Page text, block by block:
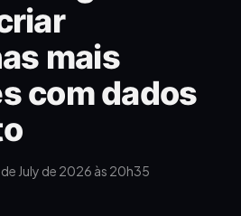
mais
com dados
July de 2026 às 20h35